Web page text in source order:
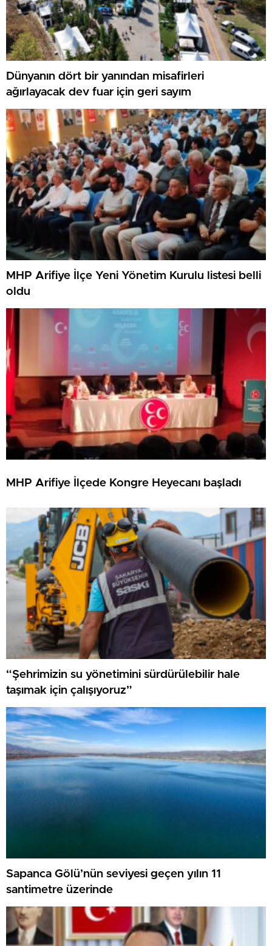
Dünyanın dört bir yanından misafirleri
ağırlayacak dev fuar için geri sayım
MHP Arifiye İlçe Yeni Yönetim Kurulu listesi belli
oldu
MHP Arifiye İlçede Kongre Heyecanı başladı
“Şehrimizin su yönetimini sürdürülebilir hale
taşımak için çalışıyoruz”
Sapanca Gölü’nün seviyesi geçen yılın 11
santimetre üzerinde